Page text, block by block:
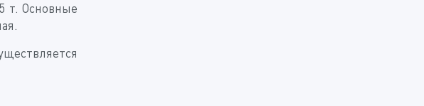
т. Основные